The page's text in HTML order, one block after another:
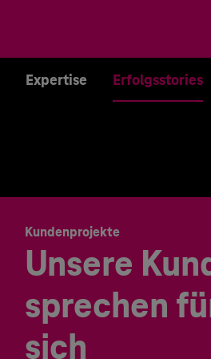
Expertise Erfolgsstories
Kundenprojekte
Unsere
sprechen
sich